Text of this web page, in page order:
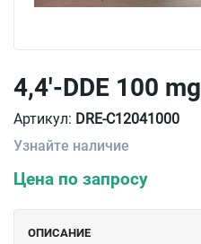
4,4'-DDE 100 mg
Артикул: DRE-C12041000
Узнайте наличие
Цена по запросу
ОПИСАНИЕ